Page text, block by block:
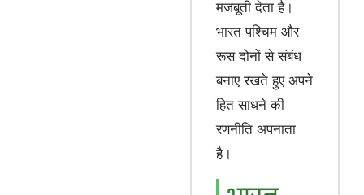
मजबूती देता है।
भारत पश्चिम और
रूस दोनों से संबंध
बनाए रखते हुए अपने
हित साधने की
रणनीति अपनाता
है।